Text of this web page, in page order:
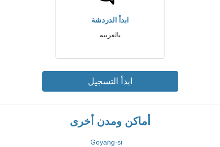
ابدأ الدردشة
بالعربية
ابدأ التسجيل
أماكن ومدن أخرى
Goyang-si